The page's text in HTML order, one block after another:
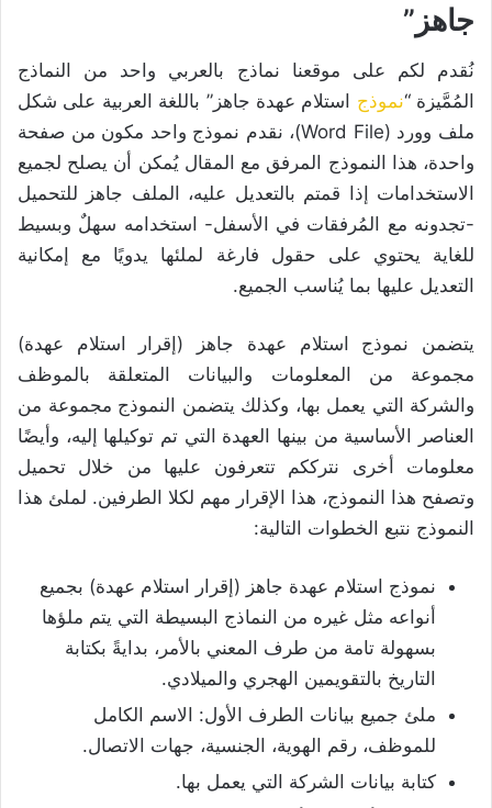
جاهز”
نُقدم لكم على موقعنا نماذج بالعربي واحد من النماذج
المُمَّيزة “نموذج استلام عهدة جاهز” باللغة العربية على شكل
ملف وورد (Word File)، نقدم نموذج واحد مكون من صفحة
واحدة، هذا النموذج المرفق مع المقال يُمكن أن يصلح لجميع
الاستخدامات إذا قمتم بالتعديل عليه، الملف جاهز للتحميل
-تجدونه مع المُرفقات في الأسفل- استخدامه سهلٌ وبسيط
للغاية يحتوي على حقول فارغة لملئها يدويًا مع إمكانية
التعديل عليها بما يُناسب الجميع.
يتضمن نموذج استلام عهدة جاهز (إقرار استلام عهدة)
مجموعة من المعلومات والبيانات المتعلقة بالموظف
والشركة التي يعمل بها، وكذلك يتضمن النموذج مجموعة من
العناصر الأساسية من بينها العهدة التي تم توكيلها إليه، وأيضًا
معلومات أخرى نترككم تتعرفون عليها من خلال تحميل
وتصفح هذا النموذج، هذا الإقرار مهم لكلا الطرفين. لملئ هذا
النموذج نتبع الخطوات التالية:
نموذج استلام عهدة جاهز (إقرار استلام عهدة) بجميع
أنواعه مثل غيره من النماذج البسيطة التي يتم ملؤها
بسهولة تامة من طرف المعني بالأمر، بدايةً بكتابة
التاريخ بالتقويمين الهجري والميلادي.
ملئ جميع بيانات الطرف الأول: الاسم الكامل
للموظف، رقم الهوية، الجنسية، جهات الاتصال.
كتابة بيانات الشركة التي يعمل بها.